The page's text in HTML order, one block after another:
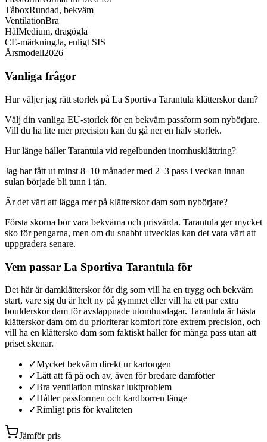
TåboxRundad, bekväm
VentilationBra
HälMedium, dragögla
CE-märkningJa, enligt SIS
Årsmodell2026
Vanliga frågor
Hur väljer jag rätt storlek på La Sportiva Tarantula klätterskor dam?
Välj din vanliga EU-storlek för en bekväm passform som nybörjare.
Vill du ha lite mer precision kan du gå ner en halv storlek.
Hur länge håller Tarantula vid regelbunden inomhusklättring?
Jag har fått ut minst 8–10 månader med 2–3 pass i veckan innan
sulan började bli tunn i tån.
Är det värt att lägga mer på klätterskor dam som nybörjare?
Första skorna bör vara bekväma och prisvärda. Tarantula ger mycket
sko för pengarna, men om du snabbt utvecklas kan det vara värt att
uppgradera senare.
Vem passar La Sportiva Tarantula för
Det här är damklätterskor för dig som vill ha en trygg och bekväm
start, vare sig du är helt ny på gymmet eller vill ha ett par extra
boulderskor dam för avslappnade utomhusdagar. Tarantula är bästa
klätterskor dam om du prioriterar komfort före extrem precision, och
vill ha en klättersko dam som faktiskt håller för många pass utan att
priset skenar.
✓Mycket bekväm direkt ur kartongen
✓Lätt att få på och av, även för bredare damfötter
✓Bra ventilation minskar luktproblem
✓Håller passformen och kardborren länge
✓Rimligt pris för kvaliteten
Jämför pris